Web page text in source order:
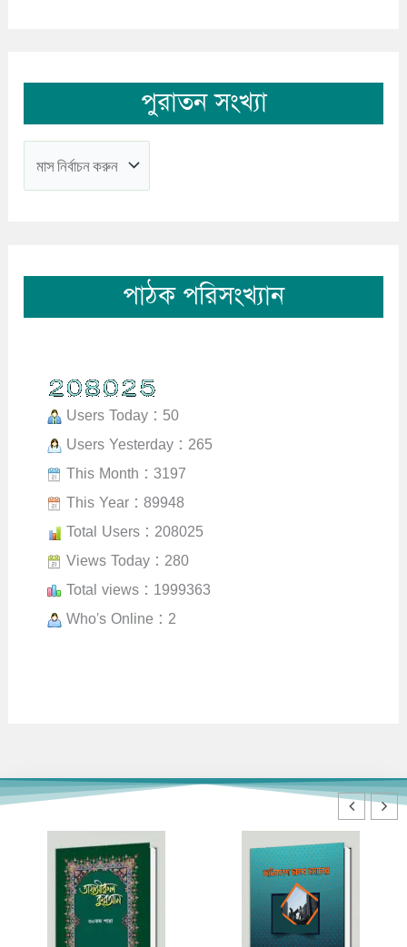
পুরাতন সংখ্যা
পাঠক পরিসংখ্যান
Users Today : 50
Users Yesterday : 265
This Month : 3197
This Year : 89948
Total Users : 208025
Views Today : 280
Total views : 1999363
Who's Online : 2